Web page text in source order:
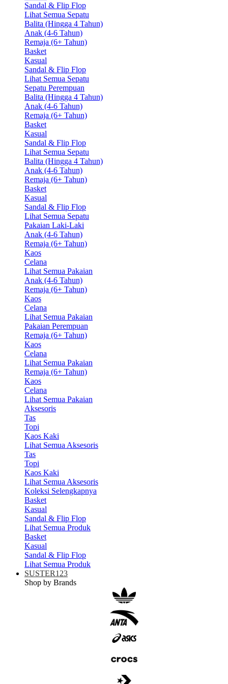
Sandal & Flip Flop
Lihat Semua Sepatu
Balita (Hingga 4 Tahun)
Anak (4-6 Tahun)
Remaja (6+ Tahun)
Basket
Kasual
Sandal & Flip Flop
Lihat Semua Sepatu
Sepatu Perempuan
Balita (Hingga 4 Tahun)
Anak (4-6 Tahun)
Remaja (6+ Tahun)
Basket
Kasual
Sandal & Flip Flop
Lihat Semua Sepatu
Balita (Hingga 4 Tahun)
Anak (4-6 Tahun)
Remaja (6+ Tahun)
Basket
Kasual
Sandal & Flip Flop
Lihat Semua Sepatu
Pakaian Laki-Laki
Anak (4-6 Tahun)
Remaja (6+ Tahun)
Kaos
Celana
Lihat Semua Pakaian
Anak (4-6 Tahun)
Remaja (6+ Tahun)
Kaos
Celana
Lihat Semua Pakaian
Pakaian Perempuan
Remaja (6+ Tahun)
Kaos
Celana
Lihat Semua Pakaian
Remaja (6+ Tahun)
Kaos
Celana
Lihat Semua Pakaian
Aksesoris
Tas
Topi
Kaos Kaki
Lihat Semua Aksesoris
Tas
Topi
Kaos Kaki
Lihat Semua Aksesoris
Koleksi Selengkapnya
Basket
Kasual
Sandal & Flip Flop
Lihat Semua Produk
Basket
Kasual
Sandal & Flip Flop
Lihat Semua Produk
SUSTER123
Shop by Brands